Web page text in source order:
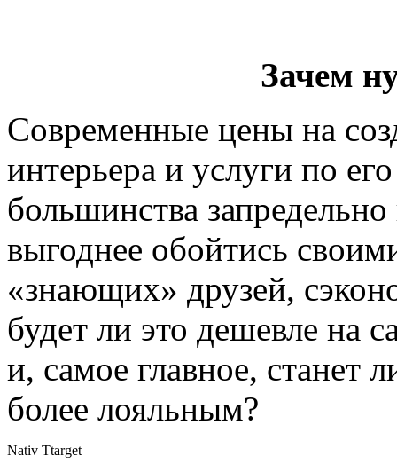
Зачем
Современные цены на
интерьера и услуги по
большинства
выгоднее обойтись
«знающих» друзей,
будет ли это дешевле на
и, самое главное, станет
более лояльным?
Nativ Ttarget